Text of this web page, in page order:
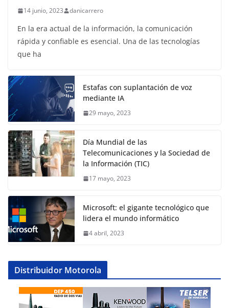
14 junio, 2023 danicarrero
En la era actual de la información, la comunicación
rápida y confiable es esencial. Una de las tecnologías
que ha
Estafas con suplantación de voz
mediante IA
29 mayo, 2023
Día Mundial de las
Telecomunicaciones y la Sociedad de
la Información (TIC)
17 mayo, 2023
Microsoft: el gigante tecnológico que
lidera el mundo informático
4 abril, 2023
Distribuidor Motorola